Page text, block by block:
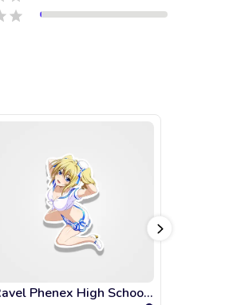
Ravel Phenex High School DxD Anime Girl Waifu hot